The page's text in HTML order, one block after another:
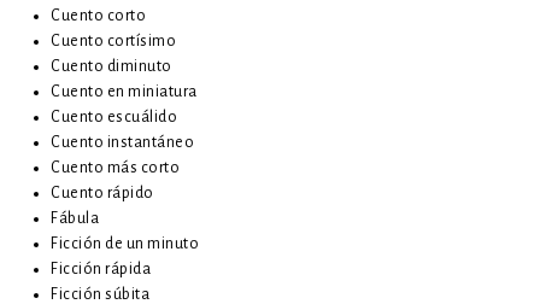
Cuento corto
Cuento cortísimo
Cuento diminuto
Cuento en miniatura
Cuento escuálido
Cuento instantáneo
Cuento más corto
Cuento rápido
Fábula
Ficción de un minuto
Ficción rápida
Ficción súbita